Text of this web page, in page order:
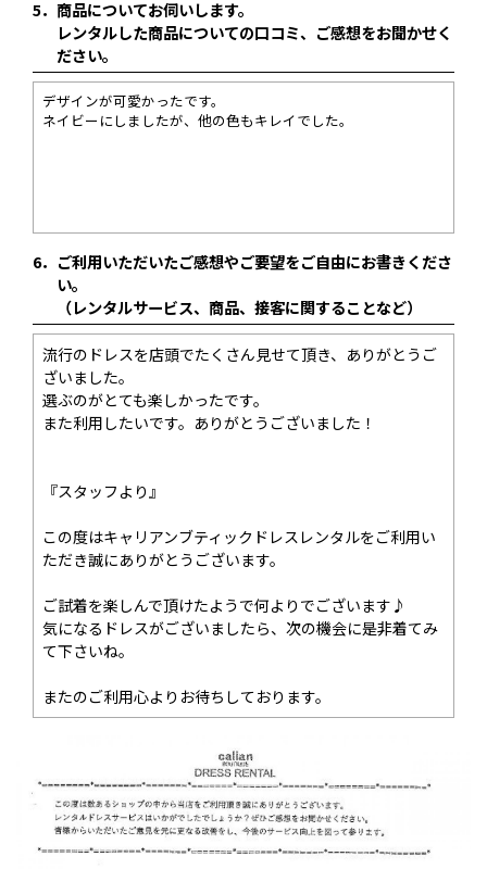
5． 商品についてお伺いします。
レンタルした商品についての口コミ、ご感想をお聞かせく
ださい。
デザインが可愛かったです。
ネイビーにしましたが、他の色もキレイでした。
6． ご利用いただいたご感想やご要望をご自由にお書きくださ
い。
（レンタルサービス、商品、接客に関することなど）
流行のドレスを店頭でたくさん見せて頂き、ありがとうご
ざいました。
選ぶのがとても楽しかったです。
また利用したいです。ありがとうございました！
『スタッフより』
この度はキャリアンブティックドレスレンタルをご利用い
ただき誠にありがとうございます。
ご試着を楽しんで頂けたようで何よりでございます♪
気になるドレスがございましたら、次の機会に是非着てみ
て下さいね。
またのご利用心よりお待ちしております。